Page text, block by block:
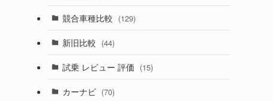
(328)
(194)
(230)
(253)
(85)
(84)
(14)
(222)
(3)
(3)
(5)
(5)
(7)
競合車種比較 (129)
新旧比較 (44)
試乗 レビュー 評価 (15)
カーナビ (70)